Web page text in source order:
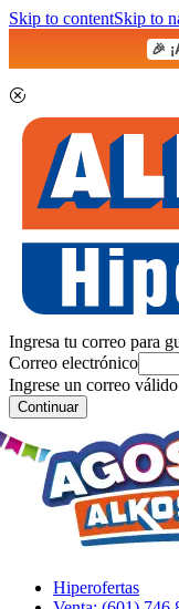
Skip to contentSkip to
🎉
Ingresa tu correo para
Correo electrónico
Ingrese un correo válido
Continuar
Hiperofertas